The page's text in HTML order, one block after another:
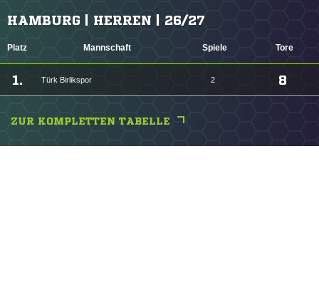
HAMBURG | HERREN | 26/27
Platz Mannschaft Spiele Tore
1. Türk Birlikspor 2 8
ZUR KOMPLETTEN TABELLE